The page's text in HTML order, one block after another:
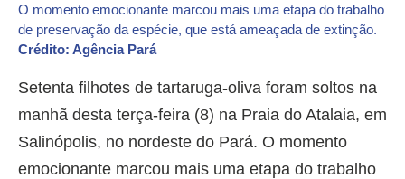
O momento emocionante marcou mais uma etapa do trabalho
de preservação da espécie, que está ameaçada de extinção.
Crédito: Agência Pará
Setenta filhotes de tartaruga-oliva foram soltos na
manhã desta terça-feira (8) na Praia do Atalaia, em
Salinópolis, no nordeste do Pará. O momento
emocionante marcou mais uma etapa do trabalho